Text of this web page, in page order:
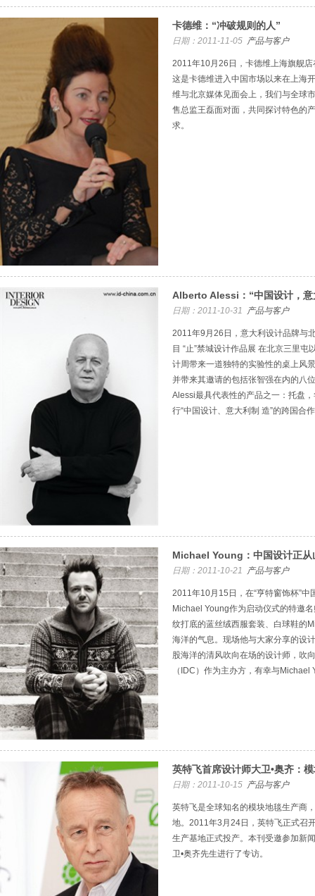
卡德维：“冲破规则的人”
日期：2011-11-05 产品与客户
2011年10月26日，卡德维上海旗舰
这是卡德维进入中国市场以来在上海
维与北京媒体见面会上，我们与全球
售总监王磊面对面，共同探讨特色的
求。
Alberto Alessi：“中国设计，意
日期：2011-10-31 产品与客户
2011年9月26日，意大利设计品牌与
目 “止”禁城设计作品展 在北京三里
计周带来一道独特的实验性的桌上风
并带来其邀请的包括张智强在内的八
Alessi最具代表性的产品之一：托盘
行“中国设计、意大利制 造”的跨国合
Michael Young：中国设计正从
日期：2011-10-21 产品与客户
2011年10月15日，在“亨特窗饰杯”
Michael Young作为启动仪式的特邀
纹打底的蓝丝绒西服套装、白球鞋的
海洋的气息。现场他与大家分享的设
股海洋的清风吹向在场的设计师，吹
（IDC）作为主办方，有幸与Michael
英特飞首席设计师大卫•奥齐：
日期：2011-10-15 产品与客户
英特飞是全球知名的模块地毯生产商
地。2011年3月24日，英特飞正式召
生产基地正式投产。本刊受邀参加新
卫•奥齐先生进行了专访。